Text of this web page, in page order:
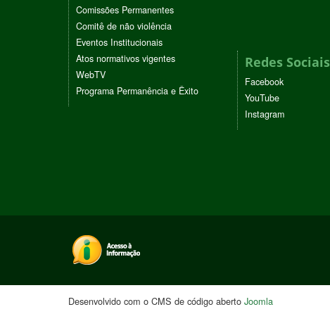
Comissões Permanentes
Comitê de não violência
Eventos Institucionais
Atos normativos vigentes
WebTV
Programa Permanência e Êxito
Redes Sociais
Facebook
YouTube
Instagram
Desenvolvido com o CMS de código aberto Joomla